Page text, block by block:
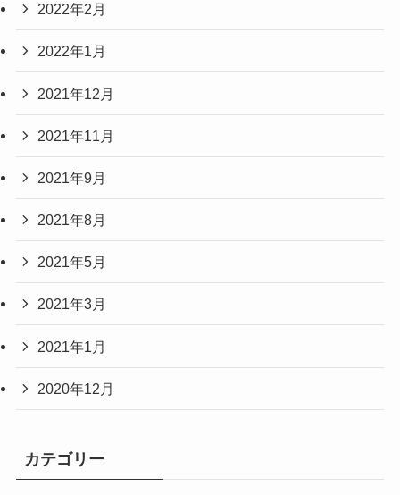
2022年2月
2022年1月
2021年12月
2021年11月
2021年9月
2021年8月
2021年5月
2021年3月
2021年1月
2020年12月
カテゴリー